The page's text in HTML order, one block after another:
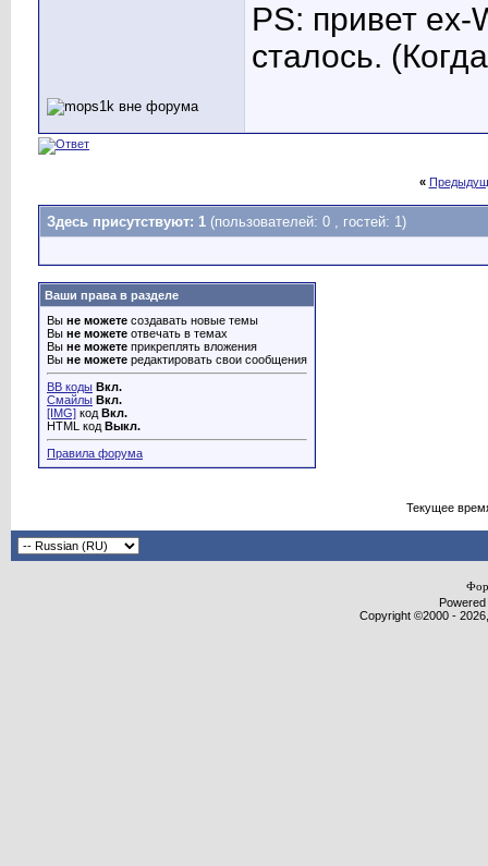
PS: привет ex-
сталось.
«
Здесь присутствуют: 1 (пользователей: 0 , гостей: 1)
Ваши права в разделе
Вы не можете создавать новые темы
Вы не можете отвечать в темах
Вы не можете прикреплять вложения
Вы не можете редактировать свои сообщения
BB коды Вкл.
Смайлы Вкл.
[IMG] код Вкл.
HTML код Выкл.
Правила форума
Текущее
Copyright ©2000 -